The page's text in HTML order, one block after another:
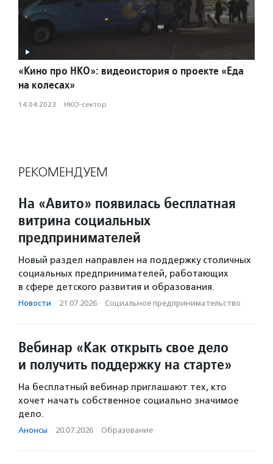
«Кино про НКО»: видеоистория о проекте «Еда
на колесах»
14.04.2023 · НКО-сектор
РЕКОМЕНДУЕМ
На «Авито» появилась бесплатная
витрина социальных
предпринимателей
Новый раздел направлен на поддержку столичных
социальных предпринимателей, работающих
в сфере детского развития и образования.
Новости · 21.07.2026 · Социальное предпри­нима­тель­ство
Вебинар «Как открыть свое дело
и получить поддержку на старте»
На бесплатный вебинар приглашают тех, кто
хочет начать собственное социально значимое
дело.
Анонсы · 20.07.2026 · Образование